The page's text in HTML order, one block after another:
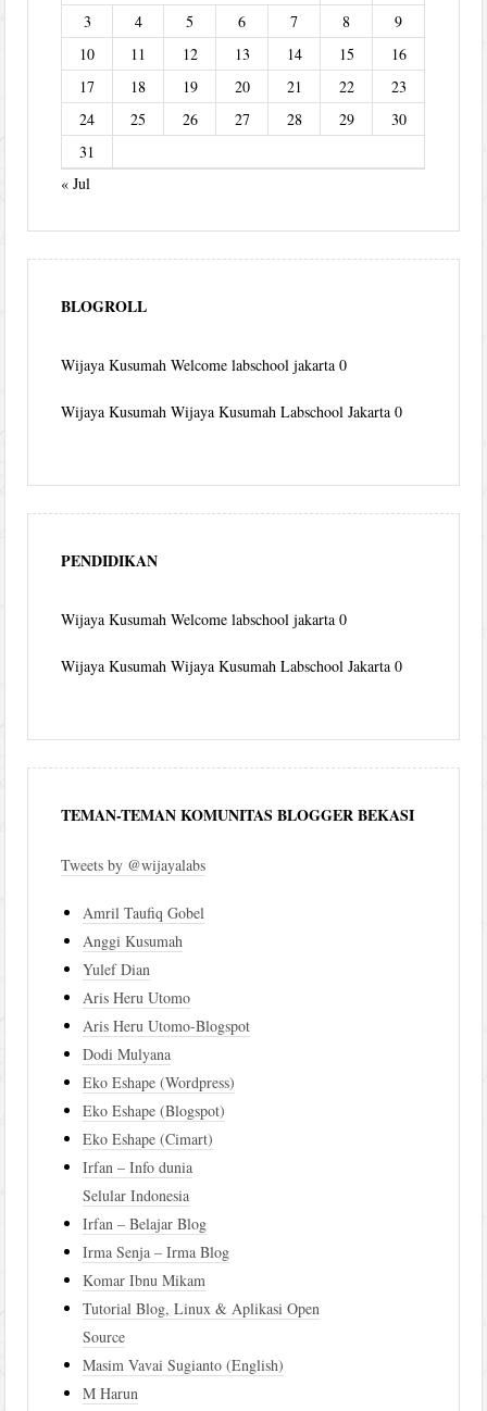
3
4 5 6 7 8
9
10
11 12 13 14 15
16
17
18 19 20 21 22
23
24
25 26 27 28 29
30
31
« Jul
BLOGROLL
Wijaya Kusumah Welcome labschool jakarta 0
Wijaya Kusumah Wijaya Kusumah Labschool Jakarta 0
PENDIDIKAN
Wijaya Kusumah Welcome labschool jakarta 0
Wijaya Kusumah Wijaya Kusumah Labschool Jakarta 0
TEMAN-TEMAN KOMUNITAS BLOGGER BEKASI
Tweets by @wijayalabs
Amril Taufiq Gobel
Anggi Kusumah
Yulef Dian
Aris Heru Utomo
Aris Heru Utomo-Blogspot
Dodi Mulyana
Eko Eshape (Wordpress)
Eko Eshape (Blogspot)
Eko Eshape (Cimart)
Irfan – Info dunia
Selular Indonesia
Irfan – Belajar Blog
Irma Senja – Irma Blog
Komar Ibnu Mikam
Tutorial Blog, Linux & Aplikasi Open
Source
Masim Vavai Sugianto (English)
M Harun